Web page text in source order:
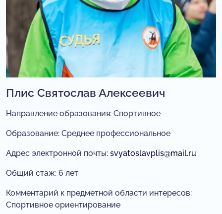
Плис Святослав Алексеевич
Направление образования: Спортивное
Образование: Среднее профессиональное
Адрес электронной почты: svyatoslavplis@mail.ru
Общий стаж: 6 лет
Комментарий к предметной области интересов:
Спортивное ориентирование